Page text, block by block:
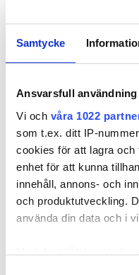
Samtycke
Ansvarsfull
Vi och våra 1022
som t.ex. ditt IP-
cookies för att lagra och
enhet för att kunna
innehåll, annons- och
och produktutveckling.
använda din data och i
Med din tillåtelse skulle
Foto: Henrik Sannesson
Testa dina
TEXT